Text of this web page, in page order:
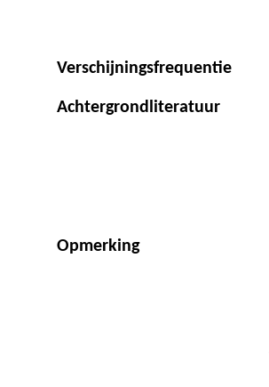
Verschijningsfrequentie
Achtergrondliteratuur
Opmerking